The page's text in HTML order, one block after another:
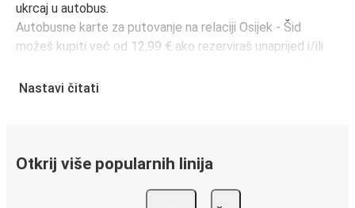
ukrcaj u autobus.
Autobusne karte za putovanje na relaciji Osijek - Šid
možeš kupiti već od 12,99 € ako rezerviraš unaprijed i/ili
brz, jednostavan i ekološki osviješten izbor, putuj s
Putovanje na relaciji Osijek - Šid s FlixBusom je
Nastavi čitati
Otkrij više popularnih linija